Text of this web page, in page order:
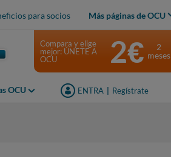
para socios Más páginas de OCU
OCU ENTRA Regístrate
Compara y elige
mejor: ÚNETE A
OCU
2€
2
meses